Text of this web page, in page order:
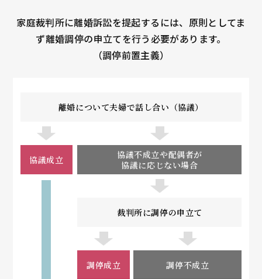
家庭裁判所に離婚訴訟を提起するには、原則としてま
ず離婚調停の申立てを行う必要があります。
（調停前置主義）
離婚について夫婦で話し合い（協議）
協議成立
協議不成立や配偶者が
協議に応じない場合
裁判所に調停の申立て
調停成立 調停不成立